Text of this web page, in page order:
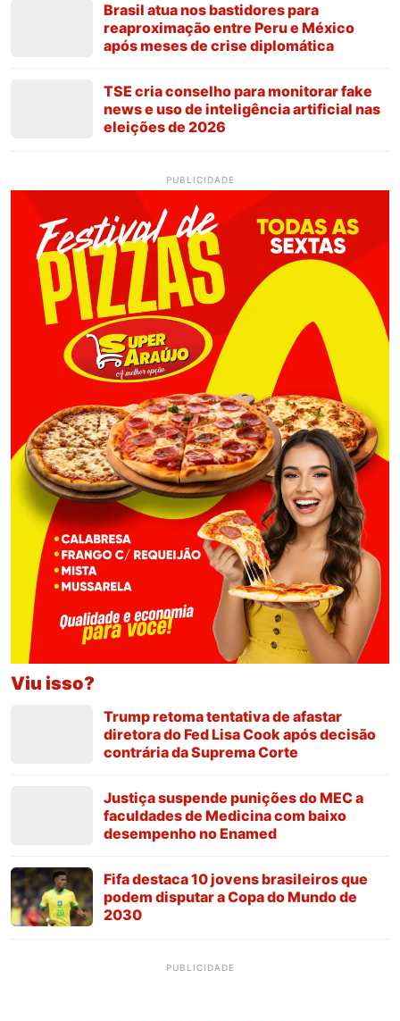
Brasil atua nos bastidores para
reaproximação entre Peru e México
após meses de crise diplomática
TSE cria conselho para monitorar fake
news e uso de inteligência artificial nas
eleições de 2026
PUBLICIDADE
Viu isso?
Trump retoma tentativa de afastar
diretora do Fed Lisa Cook após decisão
contrária da Suprema Corte
Justiça suspende punições do MEC a
faculdades de Medicina com baixo
desempenho no Enamed
Fifa destaca 10 jovens brasileiros que
podem disputar a Copa do Mundo de
2030
PUBLICIDADE